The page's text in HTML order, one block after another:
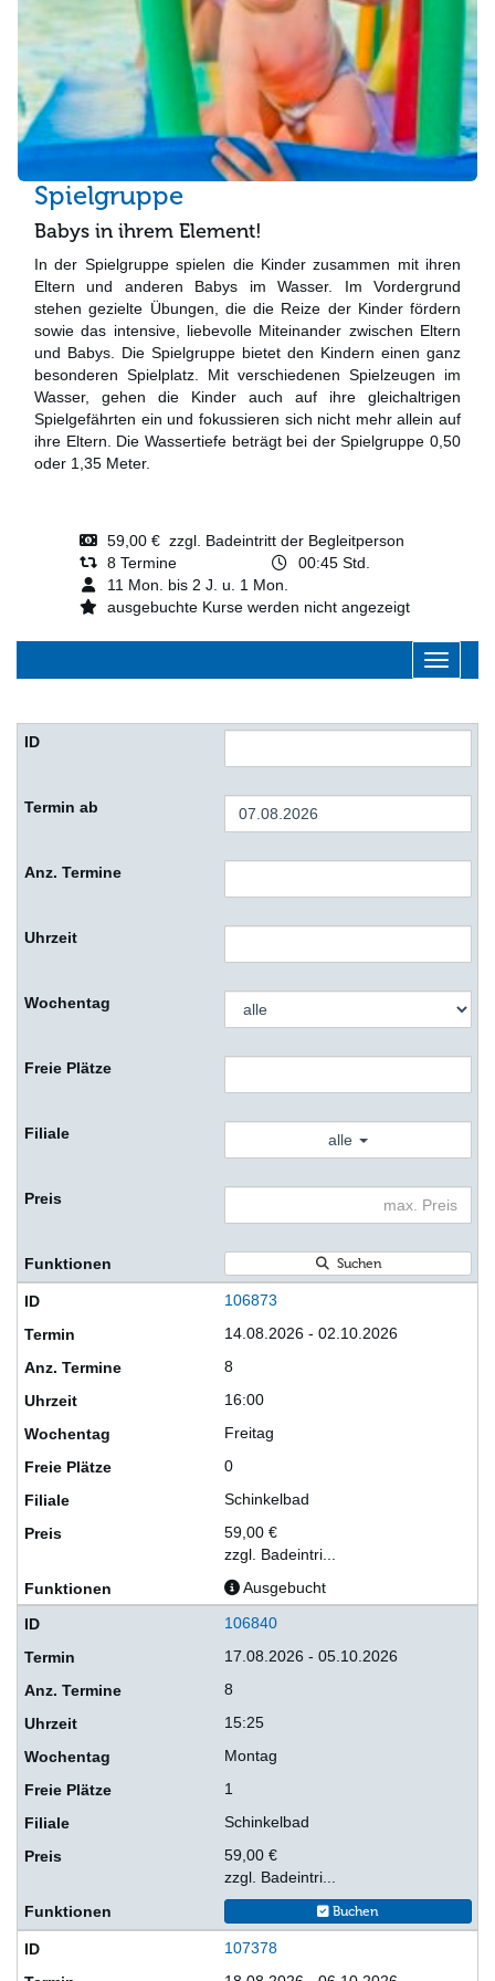
Spielgruppe
Babys in ihrem Element!
In der Spielgruppe spielen die Kinder zusammen mit ihren
Eltern und anderen Babys im Wasser. Im Vordergrund
stehen gezielte Übungen, die die Reize der Kinder fördern
sowie das intensive, liebevolle Miteinander zwischen Eltern
und Babys. Die Spielgruppe bietet den Kindern einen ganz
besonderen Spielplatz. Mit verschiedenen Spielzeugen im
Wasser, gehen die Kinder auch auf ihre gleichaltrigen
Spielgefährten ein und fokussieren sich nicht mehr allein auf
ihre Eltern. Die Wassertiefe beträgt bei der Spielgruppe 0,50
oder 1,35 Meter.
59,00 € zzgl. Badeintritt der Begleitperson
8 Termine
00:45 Std.
11 Mon. bis 2 J. u. 1 Mon.
ausgebuchte Kurse werden nicht angezeigt
alle
Suchen
106873
14.08.2026 - 02.10.2026
8
16:00
Freitag
0
Schinkelbad
59,00 €
zzgl. Badeintri...
Ausgebucht
106840
17.08.2026 - 05.10.2026
8
15:25
Montag
1
Schinkelbad
59,00 €
zzgl. Badeintri...
Buchen
107378